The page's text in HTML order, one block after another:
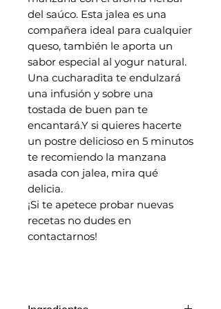
del saúco. Esta jalea es una
compañera ideal para cualquier
queso, también le aporta un
sabor especial al yogur natural.
Una cucharadita te endulzará
una infusión y sobre una
tostada de buen pan te
encantará.Y si quieres hacerte
un postre delicioso en 5 minutos
te recomiendo la manzana
asada con jalea, mira qué
delicia.
¡Si te apetece probar nuevas
recetas no dudes en
contactarnos!